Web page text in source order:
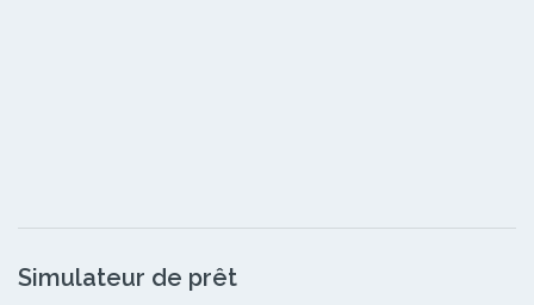
Simulateur de prêt